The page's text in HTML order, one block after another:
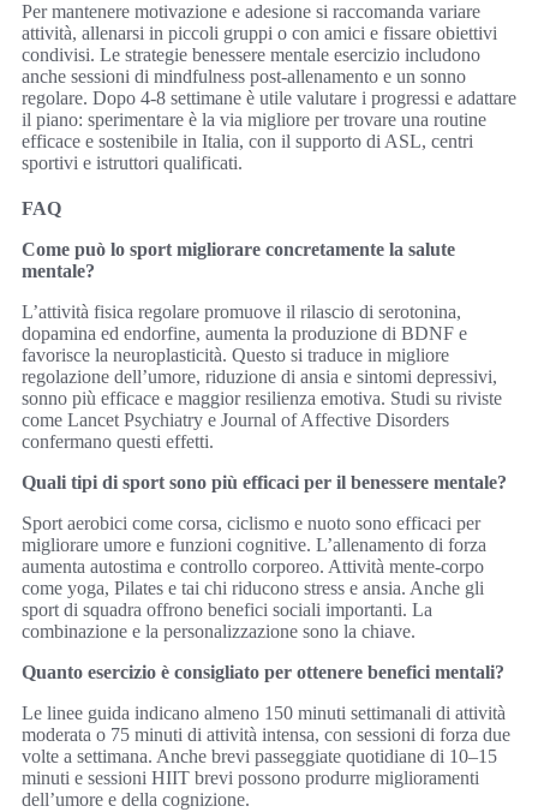
Per mantenere motivazione e adesione si raccomanda variare
attività, allenarsi in piccoli gruppi o con amici e fissare obiettivi
condivisi. Le strategie benessere mentale esercizio includono
anche sessioni di mindfulness post-allenamento e un sonno
regolare. Dopo 4-8 settimane è utile valutare i progressi e adattare
il piano: sperimentare è la via migliore per trovare una routine
efficace e sostenibile in Italia, con il supporto di ASL, centri
sportivi e istruttori qualificati.
FAQ
Come può lo sport migliorare concretamente la salute
mentale?
L’attività fisica regolare promuove il rilascio di serotonina,
dopamina ed endorfine, aumenta la produzione di BDNF e
favorisce la neuroplasticità. Questo si traduce in migliore
regolazione dell’umore, riduzione di ansia e sintomi depressivi,
sonno più efficace e maggior resilienza emotiva. Studi su riviste
come Lancet Psychiatry e Journal of Affective Disorders
confermano questi effetti.
Quali tipi di sport sono più efficaci per il benessere mentale?
Sport aerobici come corsa, ciclismo e nuoto sono efficaci per
migliorare umore e funzioni cognitive. L’allenamento di forza
aumenta autostima e controllo corporeo. Attività mente-corpo
come yoga, Pilates e tai chi riducono stress e ansia. Anche gli
sport di squadra offrono benefici sociali importanti. La
combinazione e la personalizzazione sono la chiave.
Quanto esercizio è consigliato per ottenere benefici mentali?
Le linee guida indicano almeno 150 minuti settimanali di attività
moderata o 75 minuti di attività intensa, con sessioni di forza due
volte a settimana. Anche brevi passeggiate quotidiane di 10–15
minuti e sessioni HIIT brevi possono produrre miglioramenti
dell’umore e della cognizione.